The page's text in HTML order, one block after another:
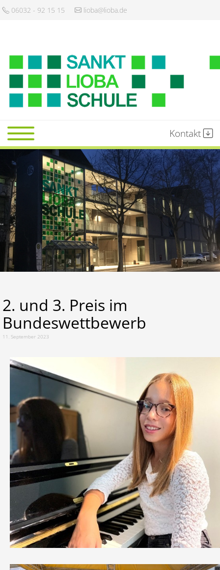
06032 - 92 15 15 lioba@lioba.de
Startseite
Schule
Gemeinschaft
Lernen
Kalender
Kontakt
2. und 3. Preis im
Bundeswettbewerb
11. September 2023